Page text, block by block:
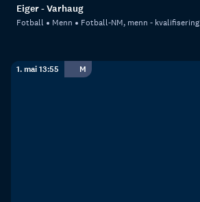
Eiger - Varhaug
Fotball Menn Fotball-NM, menn - kvalifisering
1. mai 13:55 M